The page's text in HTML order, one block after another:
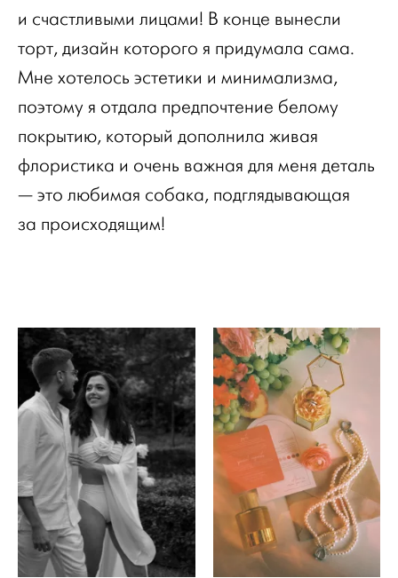
и счастливыми лицами! В конце вынесли
торт, дизайн которого я придумала сама.
Мне хотелось эстетики и минимализма,
поэтому я отдала предпочтение белому
покрытию, который дополнила живая
флористика и очень важная для меня деталь
— это любимая собака, подглядывающая
за происходящим!